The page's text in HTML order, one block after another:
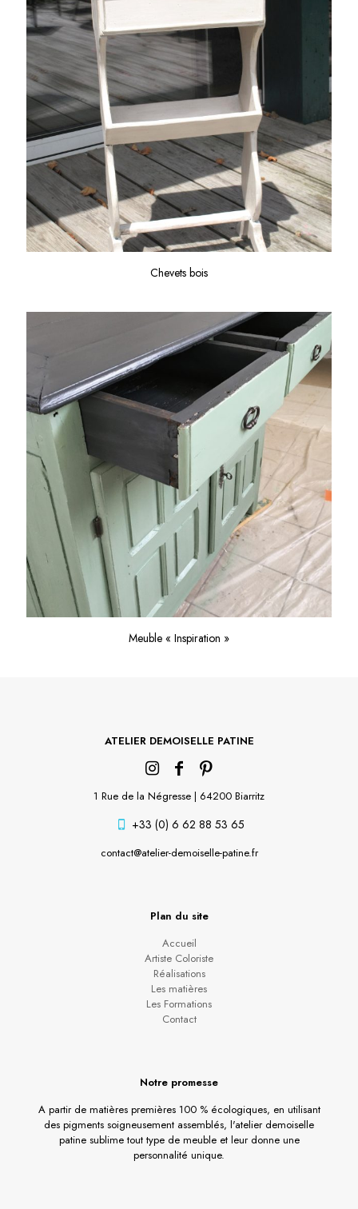
Chevets bois
Meuble « Inspiration »
ATELIER DEMOISELLE PATINE
1 Rue de la Négresse | 64200 Biarritz
+33 (0) 6 62 88 53 65
contact@atelier-demoiselle-patine.fr
Plan du site
Accueil
Artiste Coloriste
Réalisations
Les matières
Les Formations
Contact
Notre promesse
A partir de matières premières 100 % écologiques, en utilisant
des pigments soigneusement assemblés, l'atelier demoiselle
patine sublime tout type de meuble et leur donne une
personnalité unique.